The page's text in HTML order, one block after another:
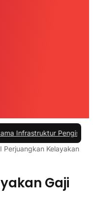
Pengisian Daya untuk
Perjuangkan Kelayakan
Gaji